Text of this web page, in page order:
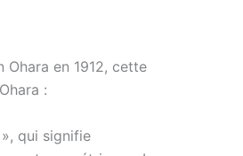
en 1912, cette
:
qui signifie